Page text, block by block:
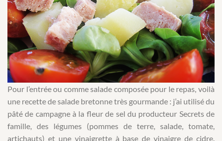
Pour l’entrée ou comme salade composée pour le repas, voilà
une recette de salade bretonne très gourmande : j’ai utilisé du
pâté de campagne à la fleur de sel du producteur Secrets de
famille, des légumes (pommes de terre, salade, tomate,
artichauts) et une vinaigrette à base de vinaigre de cidre.